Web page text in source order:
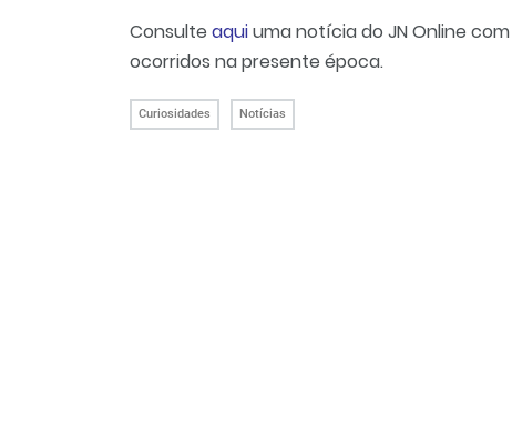
Consulte aquiuma notícia do JN Online
ocorridos na presente época.
Curiosidades Notícias